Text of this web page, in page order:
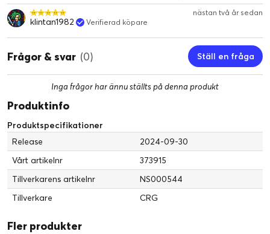
nästan två år sedan
klintan1982 Verifierad köpare
Frågor & svar (0) Ställ en fråga
Inga frågor har ännu ställts på denna produkt
Produktinfo
Produktspecifikationer
Release
2024-09-30
Vårt artikelnr
373915
Tillverkarens artikelnr
NS000544
Tillverkare
CRG
Fler produkter